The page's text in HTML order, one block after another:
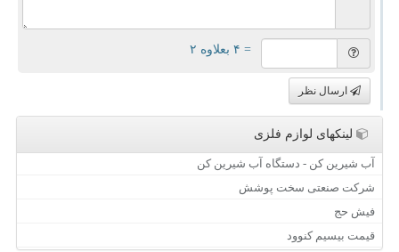
= ۴ بعلاوه ۲
ارسال نظر
لینکهای لوازم فلزی
آب شیرین کن - دستگاه آب شیرین کن
شرکت صنعتی سخت پوشش
فیش حج
قیمت بیسیم کنوود